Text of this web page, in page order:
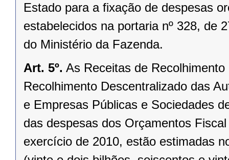
Estado para a fixação de despesas
estabelecidos na portaria nº 328, de
do Ministério da Fazenda.
Art. 5º. As Receitas de
Recolhimento Descentralizado das
e Empresas Públicas e Sociedades
das despesas dos Orçamentos
exercício de 2010, estão estimadas